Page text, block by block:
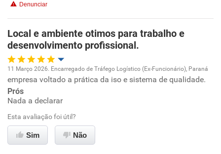
Recomenda a diretoria
Benefícios
Recomenda esta empresa
Denunciar
Local e ambiente otimos para trabalho e
desenvolvimento profissional.
Oportunidade de promoção
Ambiente de trabalho
Conciliação com a vida familiar
11 Março 2026. Encarregado de Tráfego Logístico (Ex-Funcionário), Paraná
empresa voltado a prática da iso e sistema de qualidade.
Prós
Nada a declarar
Esta avaliação foi útil?
Sim Não